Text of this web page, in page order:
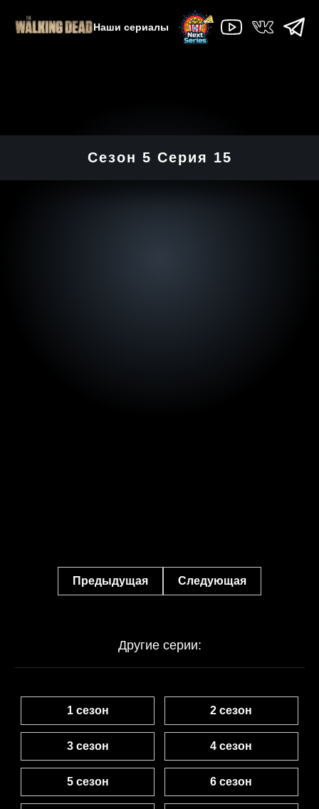
Наши сериалы
Сезон 5 Серия 15
Предыдущая Следующая
Другие серии:
1 сезон 2 сезон
3 сезон 4 сезон
5 сезон 6 сезон